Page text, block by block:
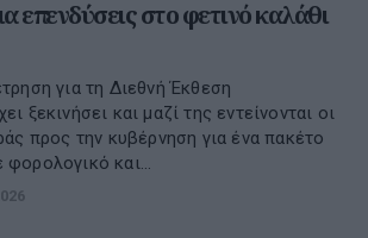
επενδύσεις στο φετινό καλάθι
για τη Διεθνή Έκθεση
ξεκινήσει και μαζί της εντείνονται οι
προς την κυβέρνηση για ένα πακέτο
και...